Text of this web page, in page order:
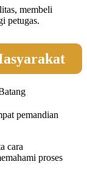
membeli
petugas.
pemandian
cara
proses